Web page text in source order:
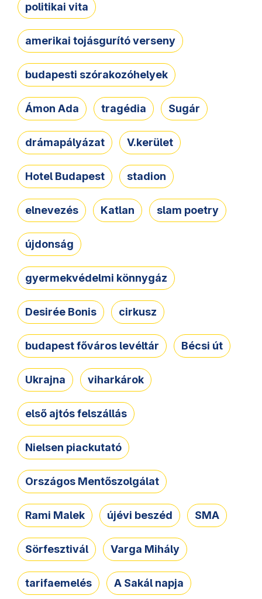
politikai vita
amerikai tojásgurító verseny
budapesti szórakozóhelyek
Ámon Ada tragédia Sugár
drámapályázat V.kerület
Hotel Budapest stadion
elnevezés Katlan slam poetry
újdonság
gyermekvédelmi könnygáz
Desirée Bonis cirkusz
budapest főváros levéltár Bécsi út
Ukrajna viharkárok
első ajtós felszállás
Nielsen piackutató
Országos Mentőszolgálat
Rami Malek újévi beszéd SMA
Sörfesztivál Varga Mihály
tarifaemelés A Sakál napja